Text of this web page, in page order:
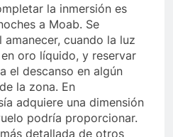
la inmersión es
a Moab. Se
cuando la luz
oro líquido, y reservar
el descanso en algún
de la zona. En
adquiere una dimensión
podría proporcionar.
detallada de otros